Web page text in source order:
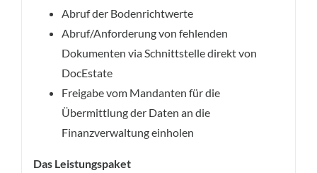
Abruf der Bodenrichtwerte
Abruf/Anforderung von fehlenden
Dokumenten via Schnittstelle direkt von
DocEstate
Freigabe vom Mandanten für die
Übermittlung der Daten an die
Finanzverwaltung einholen
Das Leistungspaket